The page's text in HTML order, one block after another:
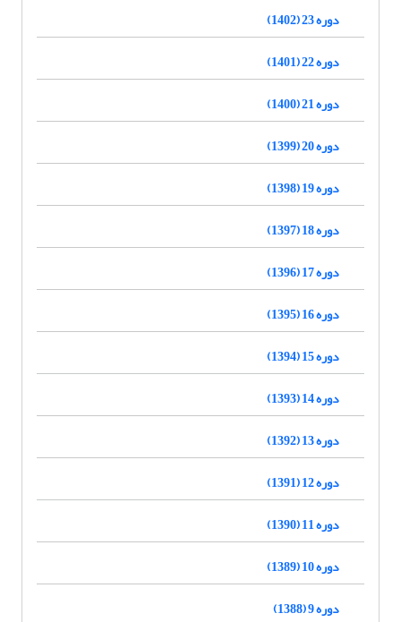
دوره 23 (1402)
دوره 22 (1401)
دوره 21 (1400)
دوره 20 (1399)
دوره 19 (1398)
دوره 18 (1397)
دوره 17 (1396)
دوره 16 (1395)
دوره 15 (1394)
دوره 14 (1393)
دوره 13 (1392)
دوره 12 (1391)
دوره 11 (1390)
دوره 10 (1389)
دوره 9 (1388)